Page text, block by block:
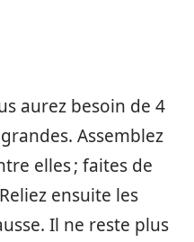
aurez besoin de 4
Assemblez
elles ; faites de
ensuite les
Il ne reste plus